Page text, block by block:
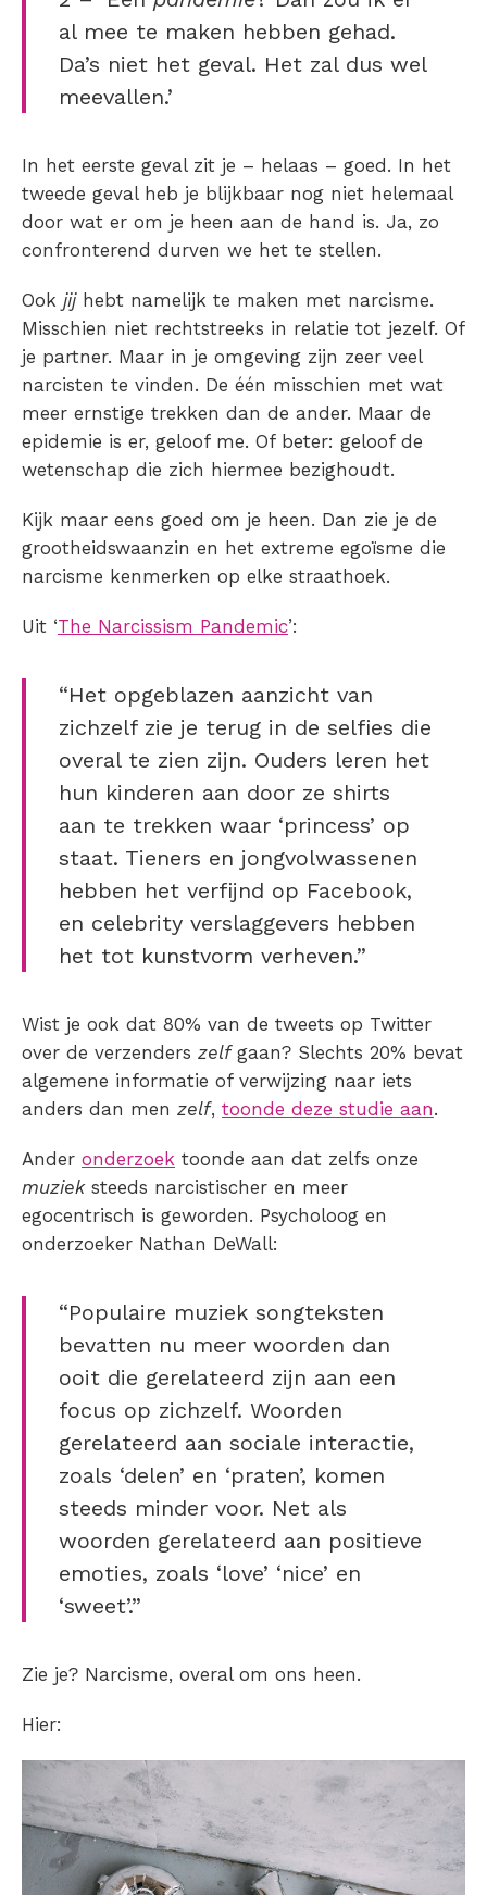
al mee te maken hebben gehad.
Da’s niet het geval. Het zal dus wel
meevallen.’
In het eerste geval zit je – helaas – goed. In het
tweede geval heb je blijkbaar nog niet helemaal
door wat er om je heen aan de hand is. Ja, zo
confronterend durven we het te stellen.
Ook jij hebt namelijk te maken met narcisme.
Misschien niet rechtstreeks in relatie tot jezelf. Of
je partner. Maar in je omgeving zijn zeer veel
narcisten te vinden. De één misschien met wat
meer ernstige trekken dan de ander. Maar de
epidemie is er, geloof me. Of beter: geloof de
wetenschap die zich hiermee bezighoudt.
Kijk maar eens goed om je heen. Dan zie je de
grootheidswaanzin en het extreme egoïsme die
narcisme kenmerken op elke straathoek.
Uit ‘The Narcissism Pandemic’:
“Het opgeblazen aanzicht van
zichzelf zie je terug in de selfies die
overal te zien zijn. Ouders leren het
hun kinderen aan door ze shirts
aan te trekken waar ‘princess’ op
staat. Tieners en jongvolwassenen
hebben het verfijnd op Facebook,
en celebrity verslaggevers hebben
het tot kunstvorm verheven.”
Wist je ook dat 80% van de tweets op Twitter
over de verzenders zelf gaan? Slechts 20% bevat
algemene informatie of verwijzing naar iets
anders dan men zelf, toonde deze studie aan.
Ander onderzoek toonde aan dat zelfs onze
muziek steeds narcistischer en meer
egocentrisch is geworden. Psycholoog en
onderzoeker Nathan DeWall:
“Populaire muziek songteksten
bevatten nu meer woorden dan
ooit die gerelateerd zijn aan een
focus op zichzelf. Woorden
gerelateerd aan sociale interactie,
zoals ‘delen’ en ‘praten’, komen
steeds minder voor. Net als
woorden gerelateerd aan positieve
emoties, zoals ‘love’ ‘nice’ en
‘sweet’.”
Zie je? Narcisme, overal om ons heen.
Hier: